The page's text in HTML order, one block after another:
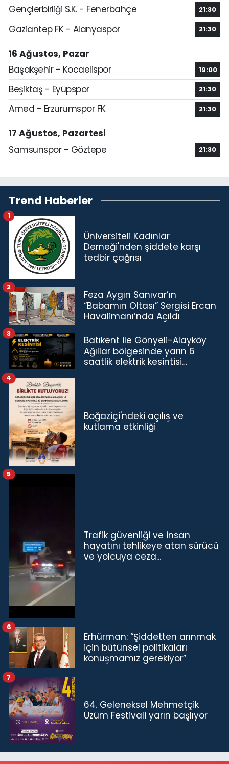
Gençlerbirliği S.K. - Fenerbahçe 21:30
Gaziantep FK - Alanyaspor 21:30
16 Ağustos, Pazar
Başakşehir - Kocaelispor
19:00
Beşiktaş - Eyüpspor 21:30
Amed - Erzurumspor FK 21:30
17 Ağustos, Pazartesi
Samsunspor - Göztepe
21:30
Trend Haberler
Üniversiteli Kadınlar
Derneği'nden şiddete karşı
tedbir çağrısı
1
Feza Aygın Sanıvar’ın
“Babamın Oltası” Sergisi Ercan
Havalimanı’nda Açıldı
2
Batıkent ile Gönyeli-Alayköy
Ağıllar bölgesinde yarın 6
saatlik elektrik kesintisi…
3
Boğaziçi'ndeki açılış ve
kutlama etkinliği
4
Trafik güvenliği ve insan
hayatını tehlikeye atan sürücü
ve yolcuya ceza...
5
Erhürman: “Şiddetten arınmak
için bütünsel politikaları
konuşmamız gerekiyor”
6
64. Geleneksel Mehmetçik
Üzüm Festivali yarın başlıyor
7